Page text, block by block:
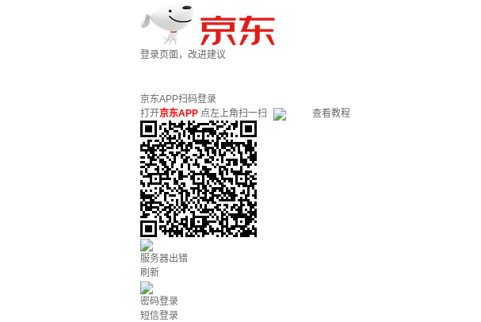
登录页面，改进建议
京东APP扫码登录
打开京东APP 点左上角扫一扫 查看教程
服务器出错
刷新
密码登录
短信登录